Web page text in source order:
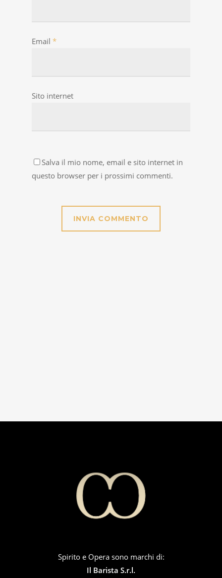
Email *
Sito internet
Salva il mio nome, email e sito internet in
questo browser per i prossimi commenti.
Spirito e Opera sono marchi di:
Il Barista S.r.l.